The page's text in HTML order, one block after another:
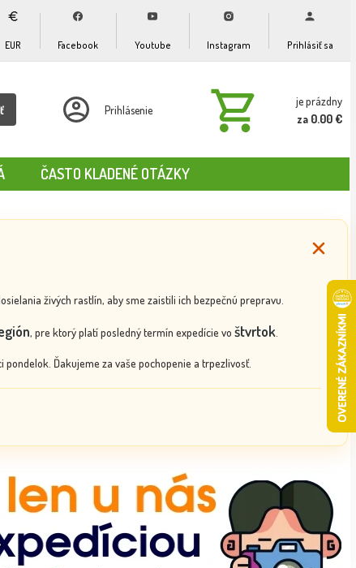
EUR Facebook Youtube Instagram Prihlásiť sa
Prihlásenie
je prázdny
za 0.00 €
ČASTO KLADENÉ OTÁZKY
živých rastlín, aby sme zaistili ich bezpečnú prepravu.
, pre ktorý platí posledný termín expedície vo štvrtok.
Ďakujeme za vaše pochopenie a trpezlivosť.